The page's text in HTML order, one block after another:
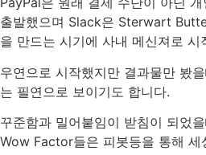
출발했으며 Slack은 Sterwart
을 만드는 시기에 사내 메신져로 시
우연으로 시작했지만 결과물만 봤
는 필연으로 보이기도 합니다.
꾸준함과 밀어붙임이 받침이 되었
Wow Factor들은 피봇등을 통해 세